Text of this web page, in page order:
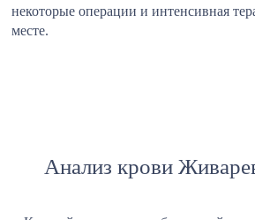
некоторые операции и интенсивная
месте.
Анализ крови